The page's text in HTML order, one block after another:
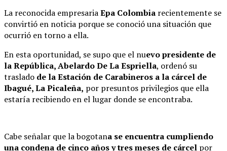
La reconocida empresariaEpa Colombia recientemente se
convirtió en noticia porque se conoció una situación que
ocurrió en torno a ella.
En esta oportunidad, se supo que el nuevo presidente de
la República, Abelardo De La Espriella, ordenó su
traslado de la Estación de Carabineros a la cárcel de
Ibagué, La Picaleña, por presuntos privilegios que ella
estaría recibiendo en el lugar donde se encontraba.
Cabe señalar que la bogotana se encuentra cumpliendo
una condena de cinco años y tres meses de cárcel por